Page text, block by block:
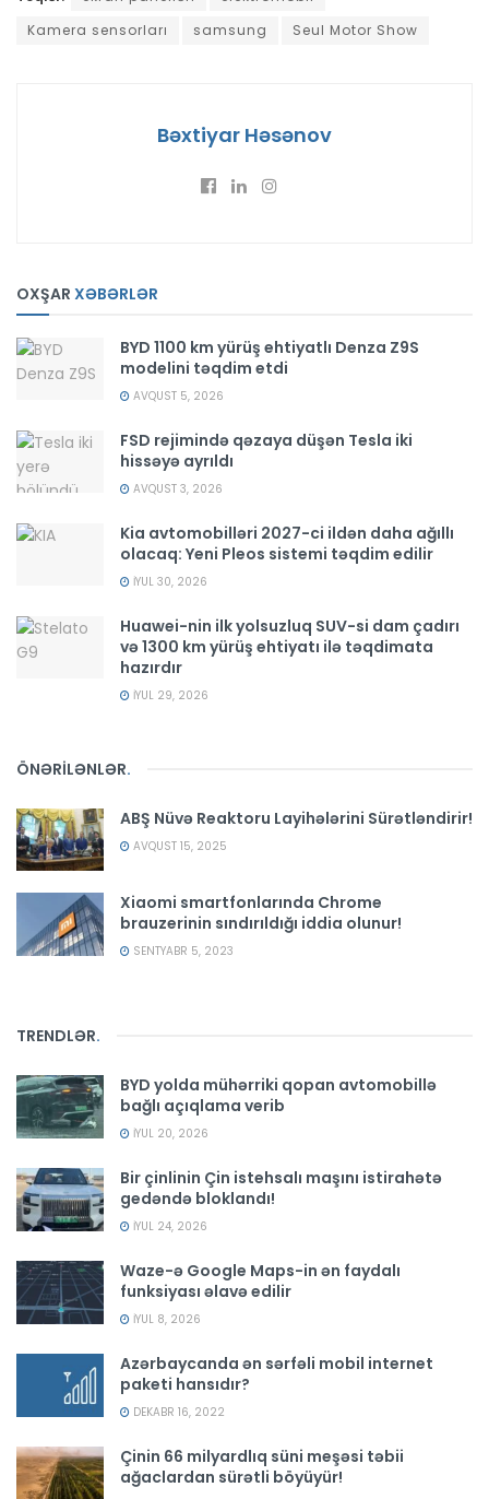
Kamera sensorları
samsung Seul Motor Show
Bəxtiyar Həsənov
OXŞAR XƏBƏRLƏR
BYD 1100 km yürüş ehtiyatlı Denza Z9S
modelini təqdim etdi
AVQUST 5, 2026
FSD rejimində qəzaya düşən Tesla iki
hissəyə ayrıldı
AVQUST 3, 2026
Kia avtomobilləri 2027-ci ildən daha ağıllı
olacaq: Yeni Pleos sistemi təqdim edilir
İYUL 30, 2026
Huawei-nin ilk yolsuzluq SUV-si dam çadırı
və 1300 km yürüş ehtiyatı ilə təqdimata
hazırdır
İYUL 29, 2026
ÖNƏRİLƏNLƏR.
ABŞ Nüvə Reaktoru Layihələrini Sürətləndirir!
AVQUST 15, 2025
Xiaomi smartfonlarında Chrome
brauzerinin sındırıldığı iddia olunur!
SENTYABR 5, 2023
TRENDLƏR.
BYD yolda mühərriki qopan avtomobillə
bağlı açıqlama verib
İYUL 20, 2026
Bir çinlinin Çin istehsalı maşını istirahətə
gedəndə bloklandı!
İYUL 24, 2026
Waze-ə Google Maps-in ən faydalı
funksiyası əlavə edilir
İYUL 8, 2026
Azərbaycanda ən sərfəli mobil internet
paketi hansıdır?
DEKABR 16, 2022
Çinin 66 milyardlıq süni meşəsi təbii
ağaclardan sürətli böyüyür!